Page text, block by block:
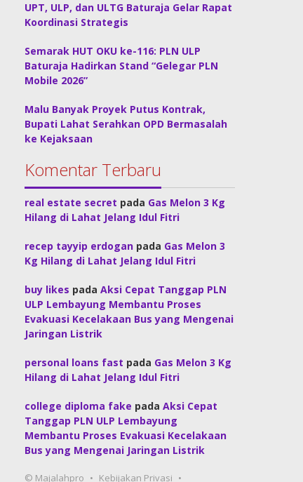
UPT, ULP, dan ULTG Baturaja Gelar Rapat
Koordinasi Strategis
Semarak HUT OKU ke-116: PLN ULP
Baturaja Hadirkan Stand “Gelegar PLN
Mobile 2026”
Malu Banyak Proyek Putus Kontrak,
Bupati Lahat Serahkan OPD Bermasalah
ke Kejaksaan
Komentar Terbaru
real estate secret pada Gas Melon 3 Kg
Hilang di Lahat Jelang Idul Fitri
recep tayyip erdogan pada Gas Melon 3
Kg Hilang di Lahat Jelang Idul Fitri
buy likes padaAksi Cepat Tanggap PLN
ULP Lembayung Membantu Proses
Evakuasi Kecelakaan Bus yang Mengenai
Jaringan Listrik
personal loans fast pada Gas Melon 3 Kg
Hilang di Lahat Jelang Idul Fitri
college diploma fake padaAksi Cepat
Tanggap PLN ULP Lembayung
Membantu Proses Evakuasi Kecelakaan
Bus yang Mengenai Jaringan Listrik
© Majalahpro Kebijakan Privasi